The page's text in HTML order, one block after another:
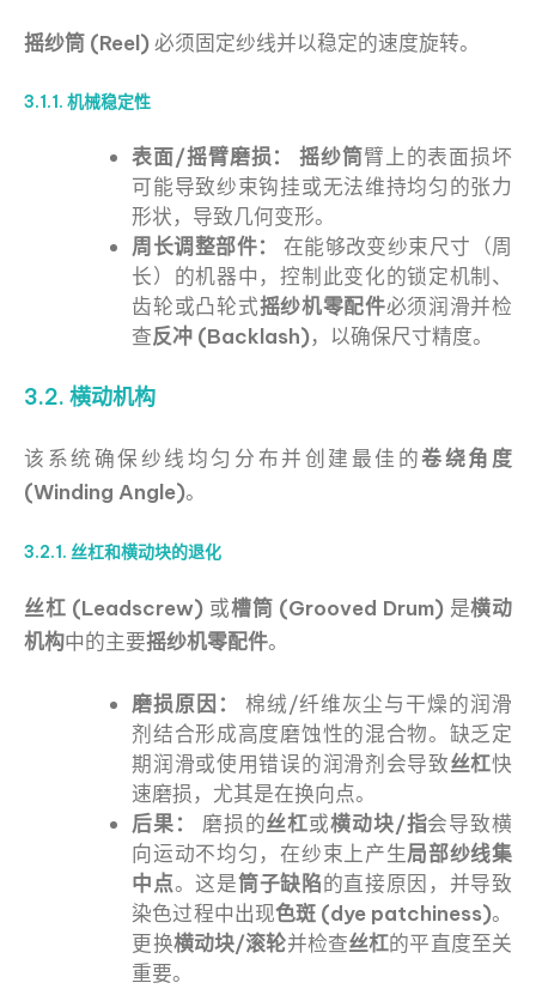
摇纱筒 (Reel)必须固定纱线并以稳定的速度旋转。
3.1.1. 机械稳定性
表面/摇臂磨损： 摇纱筒臂上的表面损坏
可能导致纱束钩挂或无法维持均匀的张力
形状，导致几何变形。
周长调整部件：
在能够改变纱束尺寸（周
长）的机器中，控制此变化的锁定机制、
齿轮或凸轮式摇纱机零配件必须润滑并检
查反冲 (Backlash)，以确保尺寸精度。
3.2. 横动机构
该系统确保纱线均匀分布并创建最佳的卷绕角度
(Winding Angle)。
3.2.1. 丝杠和横动块的退化
丝杠 (Leadscrew) 或槽筒 (Grooved Drum)是横动
机构中的主要摇纱机零配件。
磨损原因：
棉绒/纤维灰尘与干燥的润滑
剂结合形成高度磨蚀性的混合物。缺乏定
期润滑或使用错误的润滑剂会导致丝杠快
速磨损，尤其是在换向点。
后果：
磨损的丝杠或横动块/指会导致横
向运动不均匀，在纱束上产生局部纱线集
中点。这是筒子缺陷的直接原因，并导致
染色过程中出现色斑 (dye patchiness)。
更换横动块/滚轮并检查丝杠的平直度至关
重要。